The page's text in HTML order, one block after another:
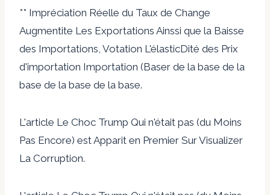
** Impréciation Réelle du Taux de Change
Augmentite Les Exportations Ainssi que la Baisse
des Importations, Votation L'élasticDité des Prix
d'importation Importation (Baser de la base de la
base de la base de la base.
L'article Le Choc Trump Qui n'était pas (du Moins
Pas Encore) est Apparit en Premier Sur Visualizer
La Corruption.